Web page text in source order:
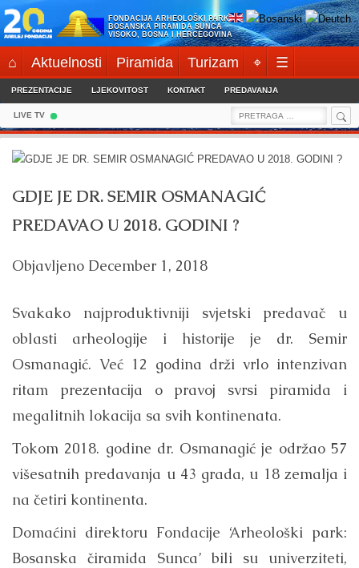
Skip
to
content
FONDACIJA ARHEOLOŠKI PARK:
BOSANSKA PIRAMIDA SUNCA
VISOKO, BOSNA I HERCEGOVINA
⌂ Aktuelnosti Piramida Turizam ⌖ ☰
PREZENTACIJE LJEKOVITOST KONTAKT PREDAVANJA
LIVE TV
Search
for:
GDJE JE DR. SEMIR OSMANAGIĆ
PREDAVAO U 2018. GODINI ?
Objavljeno December 1, 2018
Svakako najproduktivniji svjetski predavač u
oblasti arheologije i historije je dr. Semir
Osmanagić. Već 12 godina drži vrlo intenzivan
ritam prezentacija o pravoj svrsi piramida i
megalitnih lokacija sa svih kontinenata.
Tokom 2018. godine dr. Osmanagić je održao 57
višesatnih predavanja u 43 grada, u 18 zemalja i
na četiri kontinenta.
Domaćini direktoru Fondacije ‘Arheološki park:
Bosanska čiramida Sunca’ bili su univerziteti,